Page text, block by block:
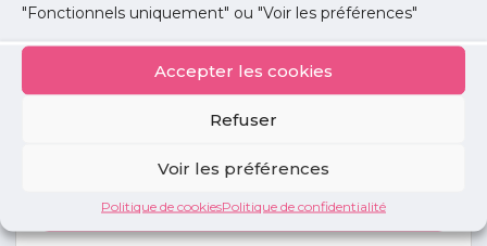
"Fonctionnels uniquement" ou "Voir les préférences"
Accepter les cookies
Refuser
Voir les préférences
Politique de cookiesPolitique de confidentialité
annonces
Voir toutes les annonces